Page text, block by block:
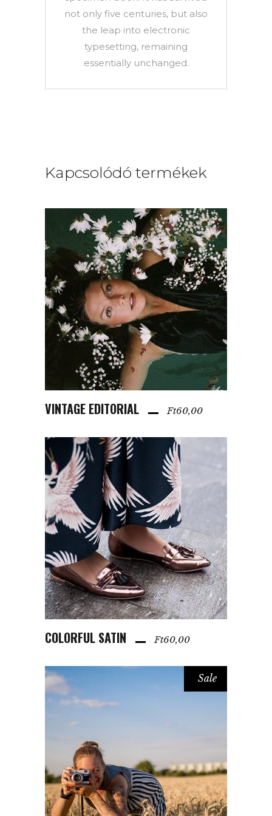
not only five centuries, but also
the leap into electronic
typesetting, remaining
essentially unchanged.
Kapcsolódó termékek
KOSÁRBA TESZEM
VINTAGE EDITORIAL Ft60,00
KOSÁRBA TESZEM
COLORFUL SATIN Ft60,00
Sale